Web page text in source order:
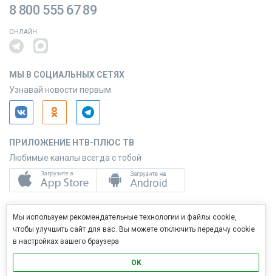
8 800 555 67 89
ОНЛАЙН
МЫ В СОЦИАЛЬНЫХ СЕТЯХ
Узнавай новости первым
ПРИЛОЖЕНИЕ НТВ-ПЛЮС ТВ
Любимые каналы всегда с тобой
Управляй услугами с телефона
Мы используем рекомендательные технологии и файлы cookie,
чтобы улучшить сайт для вас. Вы можете отключить передачу cookie
в настройках вашего браузера
OK